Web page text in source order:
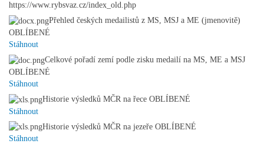
https://www.rybsvaz.cz/index_old.php
Přehled českých medailistů z MS, MSJ a ME (jmenovitě)
OBLÍBENÉ
Stáhnout
Celkové pořadí zemí podle zisku medailí na MS, ME a MSJ
OBLÍBENÉ
Stáhnout
Historie výsledků MČR na řece OBLÍBENÉ
Stáhnout
Historie výsledků MČR na jezeře OBLÍBENÉ
Stáhnout